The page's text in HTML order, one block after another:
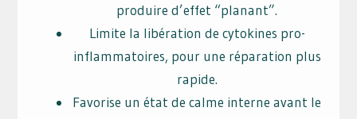
produire d’effet “planant”.
Limite la libération de cytokines pro-
inflammatoires, pour une réparation plus
rapide.
Favorise un état de calme interne avant le